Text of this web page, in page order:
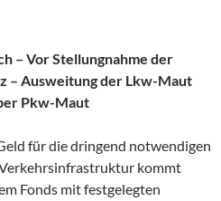
– Vor Stellungnahme der
– Ausweitung der Lkw-Maut
Pkw-Maut
für die dringend notwendigen
kommt
Fonds mit festgelegten